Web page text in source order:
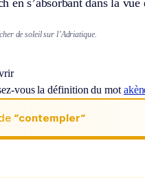
de soleil sur l’Adriatique.
vous la définition du mot
“contempler“